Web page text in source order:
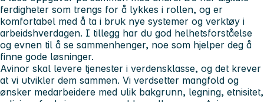
ferdigheter som trengs for å lykkes i rollen, og er
komfortabel med å ta i bruk nye systemer og verktøy i
arbeidshverdagen. I tillegg har du god helhetsforståelse
og evnen til å se sammenhenger, noe som hjelper deg å
finne gode løsninger.
Avinor skal levere tjenester i verdensklasse, og det krever
at vi utvikler dem sammen. Vi verdsetter mangfold og
ønsker medarbeidere med ulik bakgrunn, legning, etnisitet,